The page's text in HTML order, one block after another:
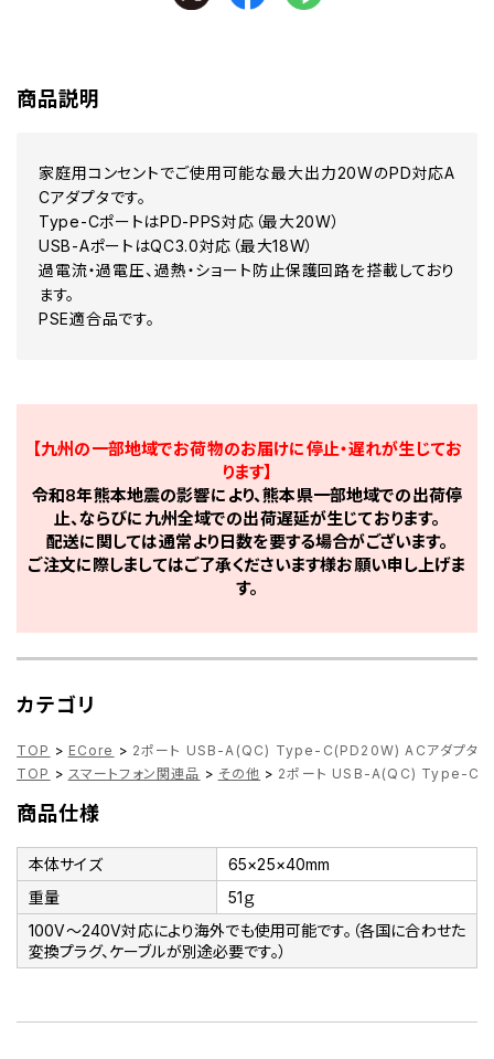
商品説明
家庭用コンセントでご使用可能な最大出力20WのPD対応A
Cアダプタです。
Type-CポートはPD-PPS対応（最大20W）
USB-AポートはQC3.0対応（最大18W）
過電流・過電圧、過熱・ショート防止保護回路を搭載しており
ます。
PSE適合品です。
【九州の一部地域でお荷物のお届けに停止・遅れが生じてお
ります】
令和8年熊本地震の影響により、熊本県一部地域での出荷停
止、ならびに九州全域での出荷遅延が生じております。
配送に関しては通常より日数を要する場合がございます。
ご注文に際しましてはご了承くださいます様お願い申し上げま
す。
カテゴリ
TOP > ECore > 2ポート USB-A(QC) Type-C(PD20W) ACアダプタ
TOP > スマートフォン関連品 > その他 > 2ポート USB-A(QC) Type-
商品仕様
本体サイズ
65×25×40mm
重量
51ｇ
100V～240V対応により海外でも使用可能です。（各国に合わせた
変換プラグ、ケーブルが別途必要です。）